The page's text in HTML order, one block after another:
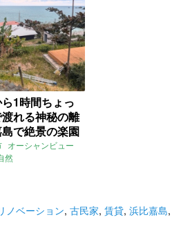
1時間ちょっ
れる神秘の離
で絶景の楽園
沖縄県うるま
の売買物件）
オーシャンビュー
然
ノベーション, 古民家, 賃貸, 浜比嘉島,